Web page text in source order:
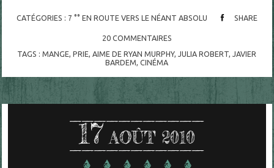
CATÉGORIES : 7 °° EN ROUTE VERS LE NÉANT ABSOLU SHARE
20 COMMENTAIRES
TAGS :MANGE,PRIE,AIME DE RYAN MURPHY,JULIA ROBERT,JAVIER
BARDEM,CINÉMA
17 AOÛT 2010